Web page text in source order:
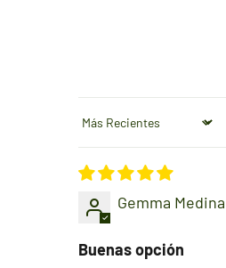
Sort by
Gemma Medina
Buenas opción